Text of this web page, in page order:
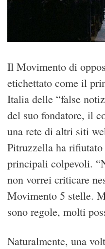
Il Movimento di
etichettato come il
Italia delle “false
del suo fondatore, il
una rete di altri siti
Pitruzzella ha
principali colpevoli.
non vorrei criticare
Movimento 5 stelle.
sono regole, molti
Naturalmente, una